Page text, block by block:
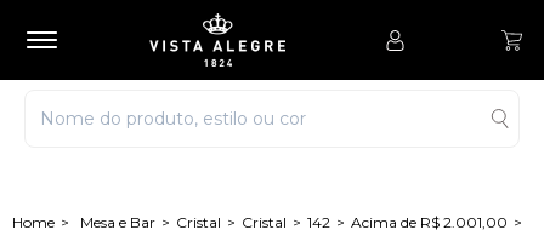
Mesa e Bar Cristal Cristal 142
Acima de R$ 2.001,00